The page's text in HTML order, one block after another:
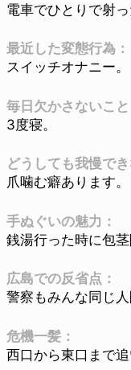
電車でひとりで射
最近した変態行為：
スイッチオナニー。
毎日欠かさないこと
3度寝。
どうしても我慢でき
爪噛む癖あります。
手ぬぐいの魅力：
銭湯行った時に包茎
広島での反省点：
警察もみんな同じ人
危機一髪：
西口から東口まで